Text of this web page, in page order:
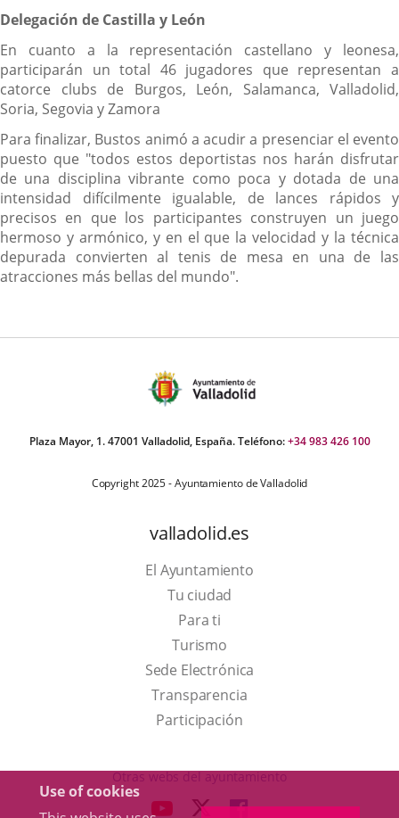
Use of cookies
Delegación de Castilla y León
En cuanto a la representación castellano y leonesa,
participarán un total 46 jugadores que representan a
catorce clubs de Burgos, León, Salamanca, Valladolid,
Soria, Segovia y Zamora
Para finalizar, Bustos animó a acudir a presenciar el evento
puesto que "todos estos deportistas nos harán disfrutar
de una disciplina vibrante como poca y dotada de una
intensidad difícilmente igualable, de lances rápidos y
precisos en que los participantes construyen un juego
hermoso y armónico, y en el que la velocidad y la técnica
depurada convierten al tenis de mesa en una de las
atracciones más bellas del mundo".
Plaza Mayor, 1. 47001 Valladolid, España. Teléfono:+34 983 426 100
Copyright 2025 - Ayuntamiento de Valladolid
valladolid.es
El Ayuntamiento
Tu ciudad
Para ti
TurismoThis
link
will
open
a
Sede Electrónica
Transparencia
Participación
Otras webs del ayuntamiento
LINK LINKLINK